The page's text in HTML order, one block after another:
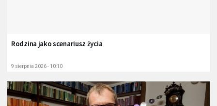
Rodzina jako scenariusz życia
9 sierpnia 2026 - 10:10